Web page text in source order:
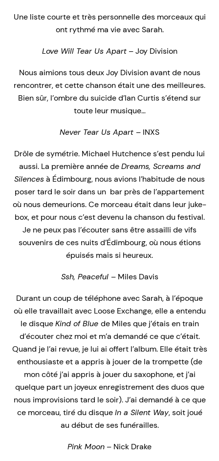
Une liste courte et très personnelle des morceaux qui
ont rythmé ma vie avec Sarah.
Love Will Tear Us Apart– Joy Division
Nous aimions tous deux Joy Division avant de nous
rencontrer, et cette chanson était une des meilleures.
Bien sûr, l’ombre du suicide d’Ian Curtis s’étend sur
toute leur musique…
Never Tear Us Apart – INXS
Drôle de symétrie. Michael Hutchence s’est pendu lui
aussi. La première année deDreams, Screams and
Silencesà Édimbourg, nous avions l’habitude de nous
poser tard le soir dans un bar près de l’appartement
où nous demeurions. Ce morceau était dans leur juke-
box, et pour nous c’est devenu la chanson du festival.
Je ne peux pas l’écouter sans être assailli de vifs
souvenirs de ces nuits d’Édimbourg, où nous étions
épuisés mais si heureux.
Ssh, Peaceful – Miles Davis
Durant un coup de téléphone avec Sarah, à l’époque
où elle travaillait avec Loose Exchange, elle a entendu
le disqueKind of Blue de Miles que j’étais en train
d’écouter chez moi et m’a demandé ce que c’était.
Quand je l’ai revue, je lui ai offert l’album. Elle était très
enthousiaste et a appris à jouer de la trompette (de
mon côté j’ai appris à jouer du saxophone, et j’ai
quelque part un joyeux enregistrement des duos que
nous improvisions tard le soir). J’ai demandé à ce que
ce morceau, tiré du disqueIn a Silent Way, soit joué
au début de ses funérailles.
Pink Moon – Nick Drake